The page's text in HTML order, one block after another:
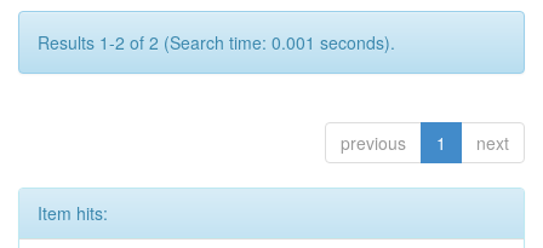
Results 1-2 of 2 (Search time: 0.001 seconds).
previous 1 next
Item hits: